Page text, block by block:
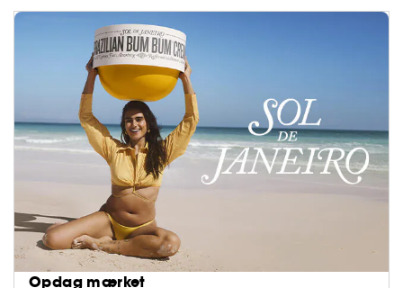
Opdag mærket